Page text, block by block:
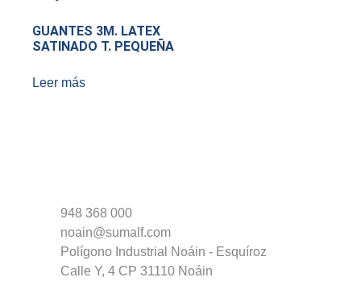
GUANTES 3M. LATEX
SATINADO T. PEQUEÑA
Leer más
948 368 000
noain@sumalf.com
Polígono Industrial Noáin - Esquíroz
Calle Y, 4 CP 31110 Noáin